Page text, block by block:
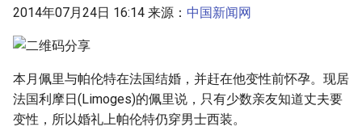
i
z
n
g
2014年07月24日 16:14 来源： 中国新闻网
本月佩里与帕伦特在法国结婚，并赶在他变性前怀孕。现居
法国利摩日(Limoges)的佩里说，只有少数亲友知道丈夫要
变性，所以婚礼上帕伦特仍穿男士西装。